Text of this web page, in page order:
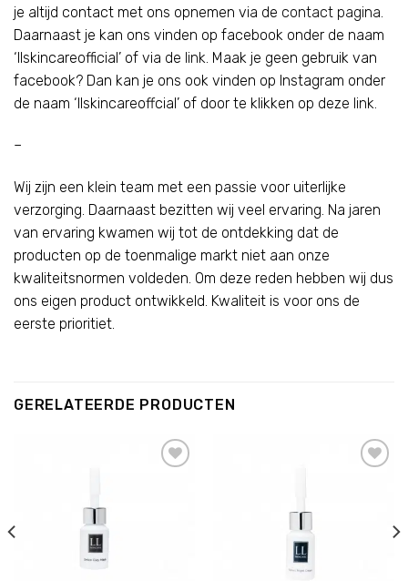
je altijd contact met ons opnemen via de contact pagina.
Daarnaast je kan ons vinden op facebook onder de naam
‘llskincareofficial’ of via de link. Maak je geen gebruik van
facebook? Dan kan je ons ook vinden op Instagram onder
de naam ‘llskincareoffcial’ of door te klikken op deze link.
–
Wij zijn een klein team met een passie voor uiterlijke
verzorging. Daarnaast bezitten wij veel ervaring. Na jaren
van ervaring kwamen wij tot de ontdekking dat de
producten op de toenmalige markt niet aan onze
kwaliteitsnormen voldeden. Om deze reden hebben wij dus
ons eigen product ontwikkeld. Kwaliteit is voor ons de
eerste prioritiet.
GERELATEERDE PRODUCTEN